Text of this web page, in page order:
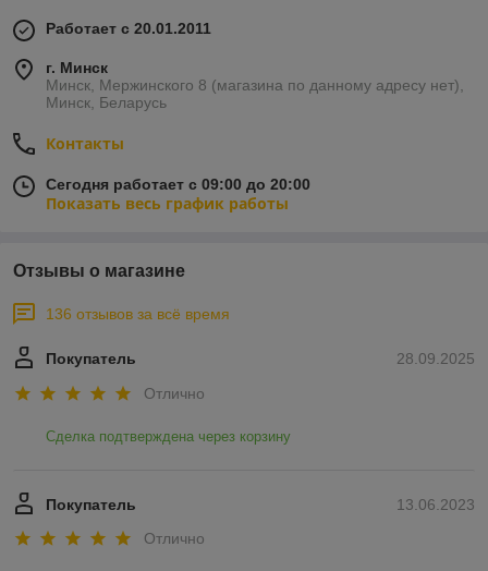
Работает с 20.01.2011
г. Минск
Минск, Мержинского 8 (магазина по данному адресу нет),
Минск, Беларусь
Контакты
Сегодня работает с 09:00 до 20:00
Показать весь график работы
Отзывы о магазине
136 отзывов за всё время
28.09.2025
Покупатель
Отлично
Сделка подтверждена через корзину
13.06.2023
Покупатель
Отлично